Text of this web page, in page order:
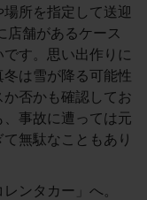
所を指定して送迎
店舗があるケース
す。思い出作りに
は雪が降る可能性
否かも確認してお
事故に遭っては元
無駄なこともあり
ンタカー」へ。